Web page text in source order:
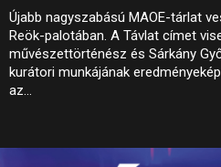
Újabb nagyszabású MAOE-tárlat
Reök-palotában. A Távlat címet
művészettörténész és Sárkány
kurátori munkájának
az…